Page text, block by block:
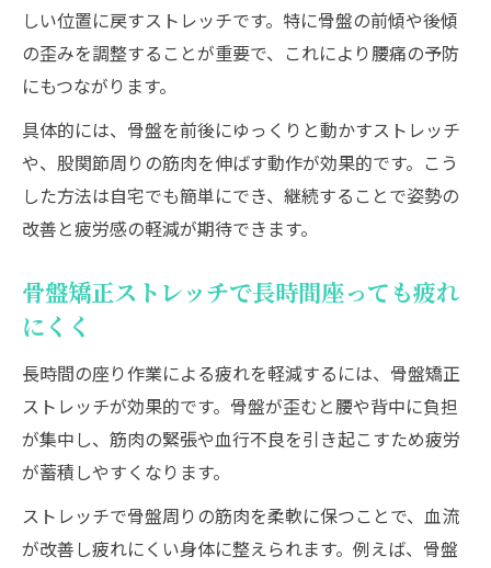
しい位置に戻すストレッチです。特に骨盤の前傾や後傾
の歪みを調整することが重要で、これにより腰痛の予防
にもつながります。
具体的には、骨盤を前後にゆっくりと動かすストレッチ
や、股関節周りの筋肉を伸ばす動作が効果的です。こう
した方法は自宅でも簡単にでき、継続することで姿勢の
改善と疲労感の軽減が期待できます。
骨盤矯正ストレッチで長時間座っても疲れ
にくく
長時間の座り作業による疲れを軽減するには、骨盤矯正
ストレッチが効果的です。骨盤が歪むと腰や背中に負担
が集中し、筋肉の緊張や血行不良を引き起こすため疲労
が蓄積しやすくなります。
ストレッチで骨盤周りの筋肉を柔軟に保つことで、血流
が改善し疲れにくい身体に整えられます。例えば、骨盤